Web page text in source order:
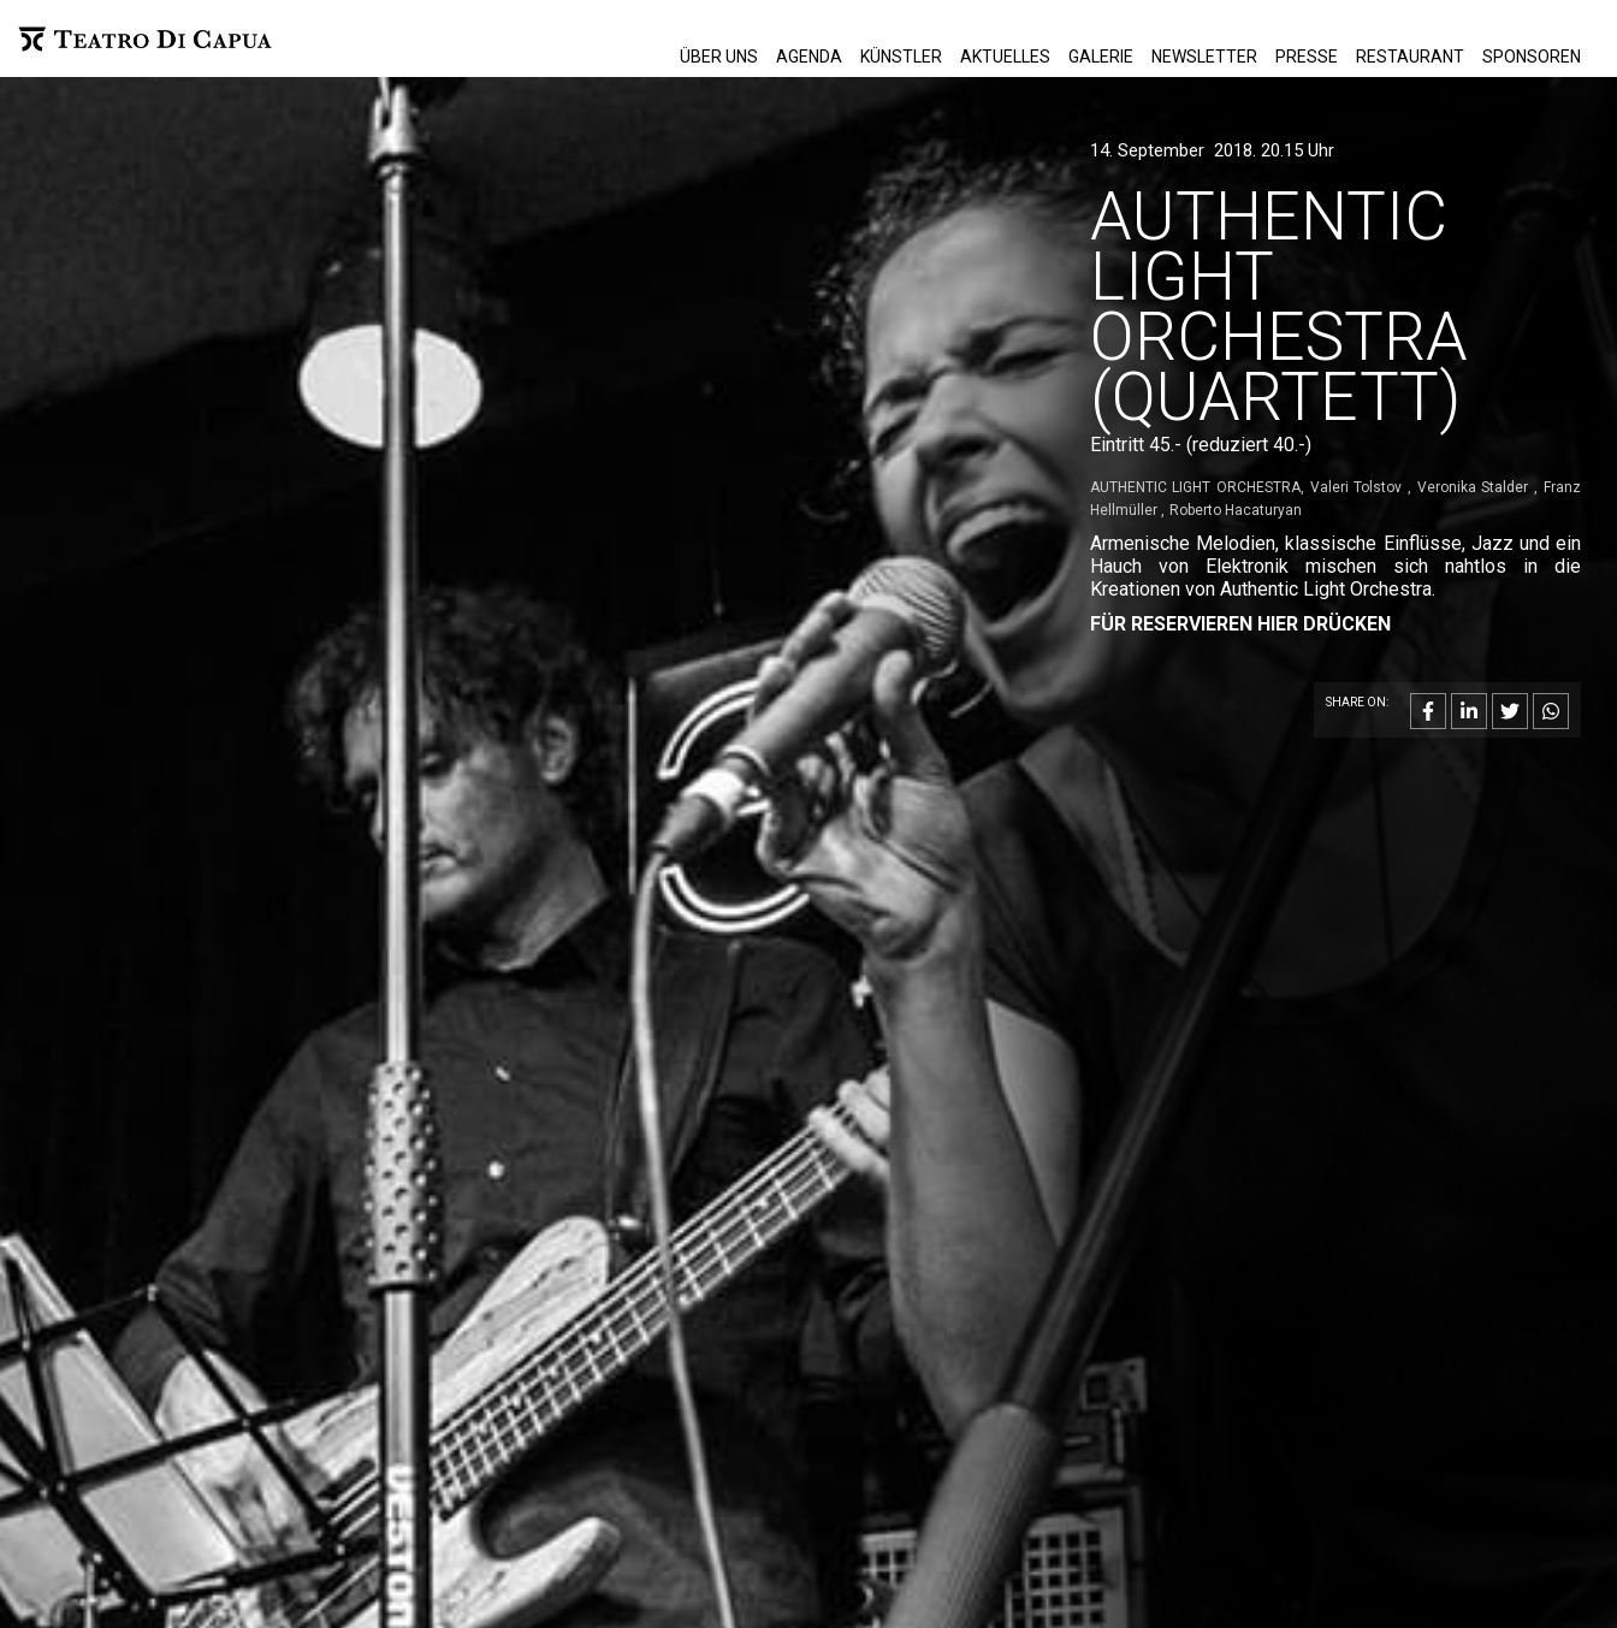
ÜBER UNS AGENDA KÜNSTLER AKTUELLES GALERIE NEWSLETTER PRESSE RESTAURANT SPONSOREN
14. September 2018. 20.15 Uhr
AUTHENTIC
LIGHT
ORCHESTRA
(QUARTETT)
Eintritt 45.- (reduziert 40.-)
AUTHENTIC LIGHT ORCHESTRA Valeri Tolstov Veronika Stalder
Franz
Hellmüller
Roberto Hacaturyan
Armenische Melodien, klassische Einflüsse, Jazz und ein
Hauch von Elektronik mischen sich nahtlos in die
Kreationen von Authentic Light Orchestra.
FÜR RESERVIEREN HIER DRÜCKEN
SHARE ON: